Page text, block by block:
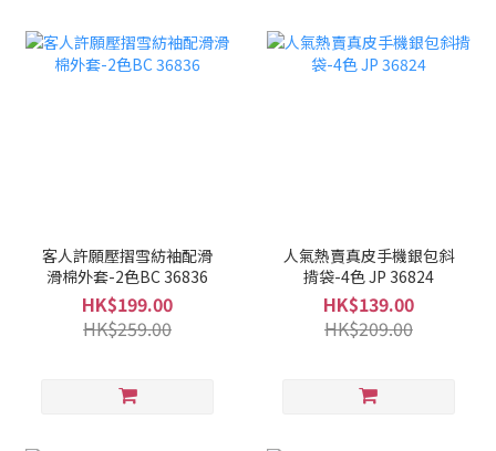
客人許願壓摺雪紡袖配滑
滑棉外套-2色BC 36836
HK$199.00
HK$259.00
人氣熱賣真皮手機銀包斜
揹袋-4色 JP 36824
HK$139.00
HK$209.00